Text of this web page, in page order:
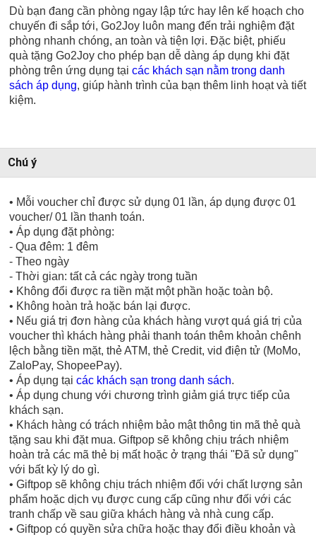
Dù bạn đang cần phòng ngay lập tức hay lên kế hoạch cho
chuyến đi sắp tới, Go2Joy luôn mang đến trải nghiệm đặt
phòng nhanh chóng, an toàn và tiện lợi. Đặc biệt, phiếu
quà tặng Go2Joy cho phép bạn dễ dàng áp dụng khi đặt
phòng trên ứng dụng tạicác khách sạn nằm trong danh
sách áp dụng, giúp hành trình của bạn thêm linh hoạt và tiết
kiệm.
Chú ý
• Mỗi voucher chỉ được sử dụng 01 lần, áp dụng được 01
voucher/ 01 lần thanh toán.
• Áp dụng đặt phòng:
- Qua đêm: 1 đêm
- Theo ngày
- Thời gian: tất cả các ngày trong tuần
• Không đổi được ra tiền mặt một phần hoặc toàn bộ.
• Không hoàn trả hoặc bán lại được.
• Nếu giá trị đơn hàng của khách hàng vượt quá giá trị của
voucher thì khách hàng phải thanh toán thêm khoản chênh
lệch bằng tiền mặt, thẻ ATM, thẻ Credit, vid điện tử (MoMo,
ZaloPay, ShopeePay).
• Áp dụng tạicác khách sạn trong danh sách.
• Áp dụng chung với chương trình giảm giá trực tiếp của
khách sạn.
• Khách hàng có trách nhiệm bảo mật thông tin mã thẻ quà
tặng sau khi đặt mua. Giftpop sẽ không chịu trách nhiệm
hoàn trả các mã thẻ bị mất hoặc ở trạng thái "Đã sử dụng"
với bất kỳ lý do gì.
• Giftpop sẽ không chịu trách nhiệm đối với chất lượng sản
phẩm hoặc dịch vụ được cung cấp cũng như đối với các
tranh chấp về sau giữa khách hàng và nhà cung cấp.
• Giftpop có quyền sửa chữa hoặc thay đổi điều khoản và